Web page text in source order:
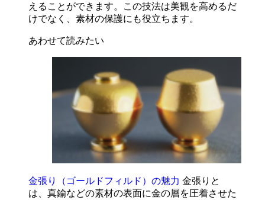
えることができます。この技法は美観を高めるだ
けでなく、素材の保護にも役立ちます。
あわせて読みたい
金張り（ゴールドフィルド）の魅力 金張りと
は、真鍮などの素材の表面に金の層を圧着させた